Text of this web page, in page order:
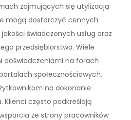
zajmujących się utylizacją
mogą dostarczyć cennych
świadczonych usług oraz
przedsiębiorstwa. Wiele
doświadczeniami na forach
społecznościowych,
na dokonanie
Klienci często podkreślają
ze strony pracowników